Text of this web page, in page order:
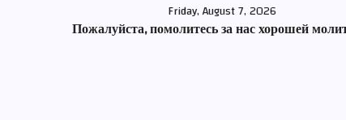
Friday, August 7, 2026
Пожалуйста, помолитесь за нас хорошей